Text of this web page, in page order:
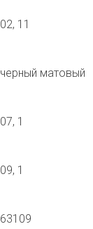
02, 11
черный матовый
07, 1
09, 1
63109